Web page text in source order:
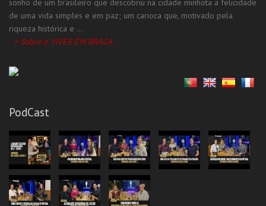
Todas as Categorias
sonho de um brasileiro que descobriu na cidade minhota a felicidade
de uma vida simples e em paz; um carioca que, motivado pela
riqueza histórica e ...
+ Sobre o VIVER EM BRAGA
PodCast